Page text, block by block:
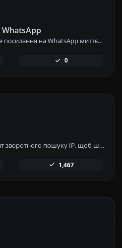
Створіть своє безкоштовне посилання на WhatsApp миттєво за допомогою нашого генератора посилань WhatsApp. Додайте власне повідомлення та починайте чати в один клік – без входу в систему або кодування.
0
Використовуйте інструмент зворотного пошуку IP, щоб швидко та легко знайти домен або хост, пов'язаний з будь-якою IP-адресою.
1,467